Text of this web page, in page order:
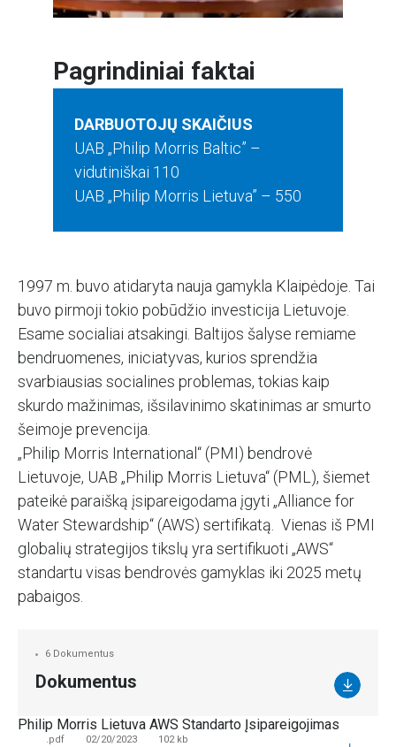
Pagrindiniai faktai
DARBUOTOJŲ SKAIČIUS
UAB „Philip Morris Baltic” –
vidutiniškai 110
UAB „Philip Morris Lietuva” – 550
1997 m. buvo atidaryta nauja gamykla Klaipėdoje. Tai
buvo pirmoji tokio pobūdžio investicija Lietuvoje.
Esame socialiai atsakingi. Baltijos šalyse remiame
bendruomenes, iniciatyvas, kurios sprendžia
svarbiausias socialines problemas, tokias kaip
skurdo mažinimas, išsilavinimo skatinimas ar smurto
šeimoje prevencija.
„Philip Morris International“ (PMI) bendrovė
Lietuvoje, UAB „Philip Morris Lietuva“ (PML), šiemet
pateikė paraišką įsipareigodama įgyti „Alliance for
Water Stewardship“ (AWS) sertifikatą. Vienas iš PMI
globalių strategijos tikslų yra sertifikuoti „AWS“
standartu visas bendrovės gamyklas iki 2025 metų
pabaigos.
6 Dokumentus
Dokumentus
Philip Morris Lietuva AWS Standarto Įsipareigojimas
.pdf 02/20/2023 102 kb